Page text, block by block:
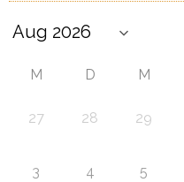
M D M
27 28 29
3 4 5